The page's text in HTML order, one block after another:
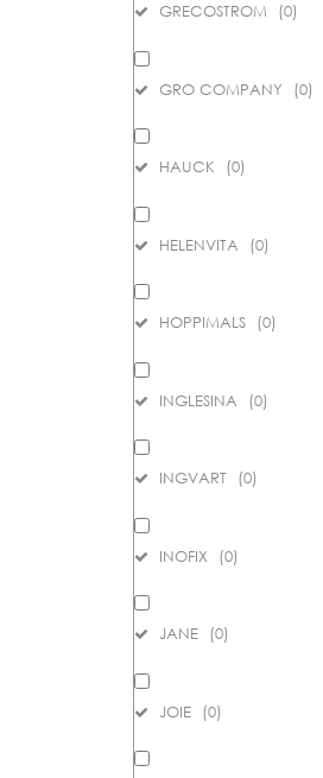
GRECOSTROM (0)
GRO COMPANY (0)
HAUCK (0)
HELENVITA (0)
HOPPIMALS (0)
INGLESINA (0)
INGVART (0)
INOFIX (0)
JANE (0)
JOIE (0)